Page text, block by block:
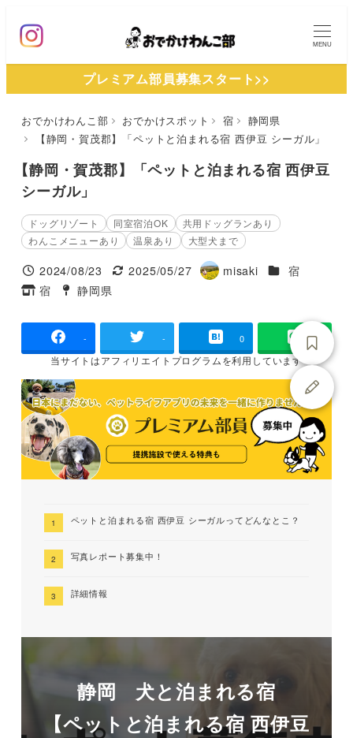
ン
MENU
プレミアム部員募集スタート>>
おでかけわんこ部 おでかけスポット 宿
静岡県
【静岡・賀茂郡】「ペットと泊まれる宿 西伊豆 シーガル」
【静岡・賀茂郡】「ペットと泊まれる宿 西伊豆
シーガル」
ドッグリゾート 同室宿泊OK
共用ドッグランあり
わんこメニューあり
温泉あり 大型犬まで
投稿日
2024/08/23
更新日
2025/05/27
著
misaki 施設ジャンル
宿
タグ
宿
タグ
静岡県
- - 0
当サイトはアフィリエイトプログラムを利用しています
ペットと泊まれる宿 西伊豆 シーガルってどんなとこ？
写真レポート募集中！
詳細情報
静岡 犬と泊まれる宿
【ペットと泊まれる宿 西伊豆